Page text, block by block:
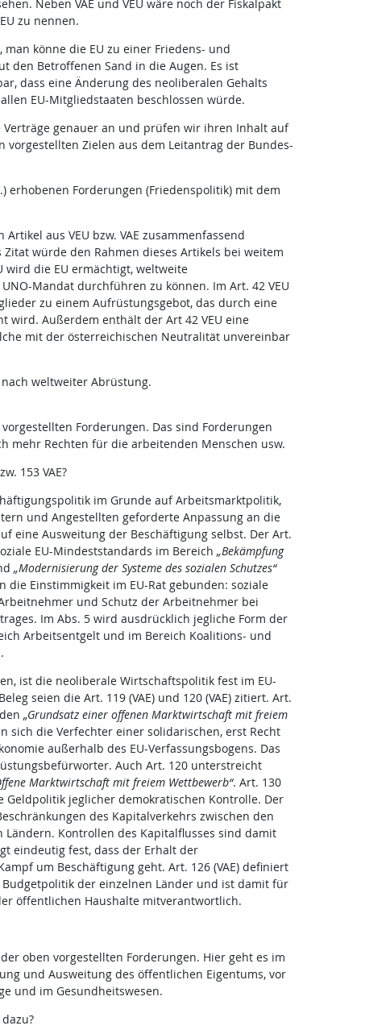
Neben VAE und VEU wäre noch der Fiskalpakt
zu nennen.
könne die EU zu einer Friedens- und
den Betroffenen Sand in die Augen. Es ist
dass eine Änderung des neoliberalen Gehalts
EU-Mitgliedstaaten beschlossen würde.
Verträge genauer an und prüfen wir ihren Inhalt auf
vorgestellten Zielen aus dem Leitantrag der Bundes-
erhobenen Forderungen (Friedenspolitik) mit dem
aus VEU bzw. VAE zusammenfassend
würde den Rahmen dieses Artikels bei weitem
wird die EU ermächtigt, weltweite
Mandat durchführen zu können. Im Art. 42 VEU
zu einem Aufrüstungsgebot, das durch eine
wird. Außerdem enthält der Art 42 VEU eine
mit der österreichischen Neutralität unvereinbar
weltweiter Abrüstung.
Forderungen. Das sind Forderungen
mehr Rechten für die arbeitenden Menschen usw.
153 VAE?
im Grunde auf Arbeitsmarktpolitik,
und Angestellten geforderte Anpassung an die
eine Ausweitung der Beschäftigung selbst. Der Art.
EU-Mindeststandards im Bereich „Bekämpfung
„Modernisierung der Systeme des sozialen Schutzes“
die Einstimmigkeit im EU-Rat gebunden: soziale
und Schutz der Arbeitnehmer bei
Im Abs. 5 wird ausdrücklich jegliche Form der
Arbeitsentgelt und im Bereich Koalitions- und
ist die neoliberale Wirtschaftspolitik fest im EU-
seien die Art. 119 (VAE) und 120 (VAE) zitiert. Art.
„Grundsatz einer offenen Marktwirtschaft mit freiem
sich die Verfechter einer solidarischen, erst Recht
außerhalb des EU-Verfassungsbogens. Das
Auch Art. 120 unterstreicht
Marktwirtschaft mit freiem Wettbewerb“. Art. 130
Geldpolitik jeglicher demokratischen Kontrolle. Der
des Kapitalverkehrs zwischen den
Kontrollen des Kapitalflusses sind damit
eindeutig fest, dass der Erhalt der
um Beschäftigung geht. Art. 126 (VAE) definiert
der einzelnen Länder und ist damit für
öffentlichen Haushalte mitverantwortlich.
oben vorgestellten Forderungen. Hier geht es im
und Ausweitung des öffentlichen Eigentums, vor
und im Gesundheitswesen.